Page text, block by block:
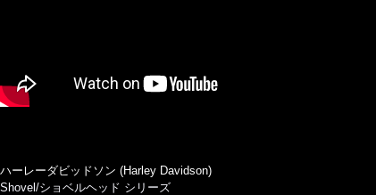
ハーレーダビッドソン (Harley Davidson)
Shovel/ショベルヘッド シリーズ